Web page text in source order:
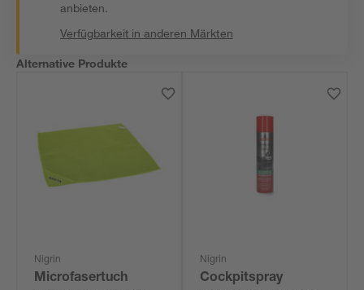
anbieten.
Verfügbarkeit in anderen Märkten
Alternative Produkte
Nigrin
Microfasertuch
Nigrin
Cockpitspray